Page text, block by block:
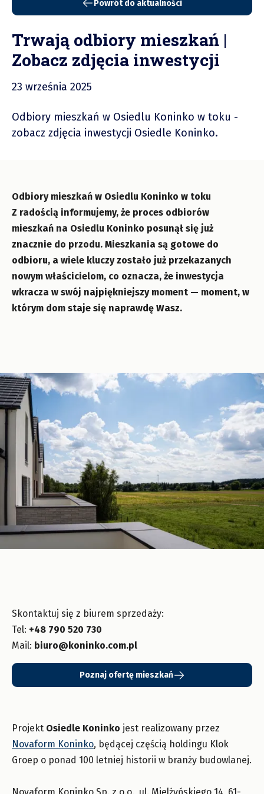
Powrót do aktualności
Trwają odbiory mieszkań |
Zobacz zdjęcia inwestycji
23 września 2025
Odbiory mieszkań w Osiedlu Koninko w toku -
zobacz zdjęcia inwestycji Osiedle Koninko.
Odbiory mieszkań w Osiedlu Koninko w toku
Z radością informujemy, że proces odbiorów
mieszkań na Osiedlu Koninko posunął się już
znacznie do przodu. Mieszkania są gotowe do
odbioru, a wiele kluczy zostało już przekazanych
nowym właścicielom, co oznacza, że inwestycja
wkracza w swój najpiękniejszy moment — moment, w
którym dom staje się naprawdę Wasz.
Skontaktuj się z biurem sprzedaży:
Tel: +48 790 520 730
Mail: biuro@koninko.com.pl
Poznaj ofertę mieszkań
Projekt Osiedle Koninko jest realizowany przez
Novaform Koninko, będącej częścią holdingu Klok
Groep o ponad 100 letniej historii w branży budowlanej.